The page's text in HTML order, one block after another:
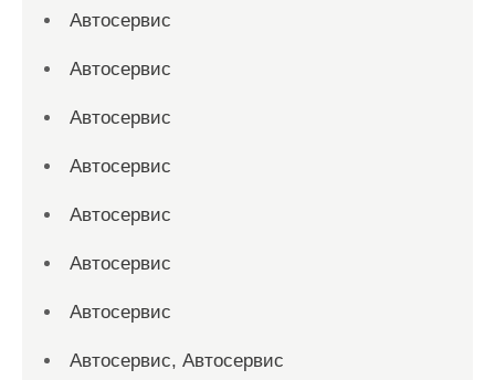
Автосервис
Автосервис
Автосервис
Автосервис
Автосервис
Автосервис
Автосервис
Автосервис, Автосервис